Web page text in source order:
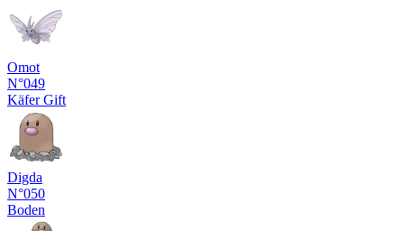
Omot
N°049
KäferGift
Digda
N°050
Boden